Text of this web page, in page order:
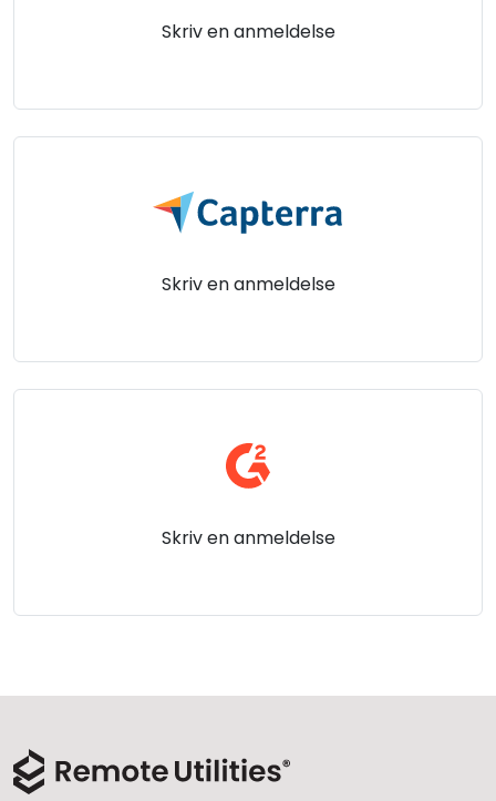
Skriv en anmeldelse
Skriv en anmeldelse
Skriv en anmeldelse
Cloud og Lokalt